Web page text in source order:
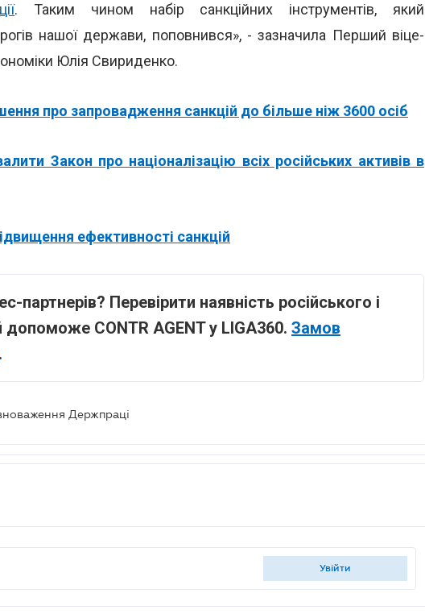
. Таким чином набір санкційних інструментів, який
нашої держави, поповнився», - зазначила Перший віце-
Юлія Свириденко.
про запровадження санкцій до більше ніж 3600 осіб
Закон про націоналізацію всіх російських активів в
ефективності санкцій
партнерів? Перевірити наявність російського і
допоможе CONTR AGENT у LIGA360. Замов
.
Держпраці
увійти